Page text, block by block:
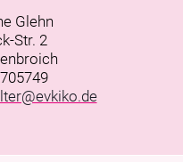
Glehn
Str. 2